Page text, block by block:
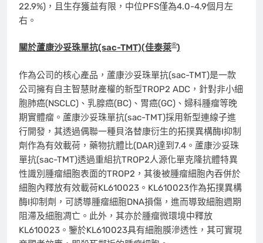
22.9%)，且生存獲益有限，中位PFS僅為4.0-4.9個月左
右。
關於蘆康沙妥珠單抗(sac-TMT)(佳泰萊®)
作為公司的核心產品，蘆康沙妥珠單抗(sac-TMT)是一款
公司擁有自主智慧財產權的新型TROP2 ADC，針對非小細
胞肺癌(NSCLC)、乳腺癌(BC)、胃癌(GC)、婦科腫瘤等晚
期實體瘤。蘆康沙妥珠單抗(sac-TMT)採用新型連線子進
行開發，其透過偶聯一種貝洛替康衍生的拓撲異構酶I抑制
劑作為有效載荷，藥物抗體比(DAR)達到7.4。蘆康沙妥珠
單抗(sac-TMT)透過重組抗TROP2人源化單克隆抗體特異
性識別腫瘤細胞表面的TROP2，其後被腫瘤細胞內吞併於
細胞內釋放有效載荷KL610023。KL610023作為拓撲異構
酶I抑制劑，可誘導腫瘤細胞DNA損傷，進而導致細胞週期
阻滯及細胞凋亡。此外，其亦於腫瘤微環境中釋放
KL610023。鑒於KL610023具有細胞膜滲透性，其可實現